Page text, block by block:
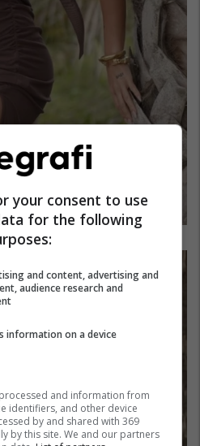
your consent to use
for the following
and content, advertising and
audience research and
information on a device
and information from
identifiers, and other device
by and shared with 369
by this site. We and our partners